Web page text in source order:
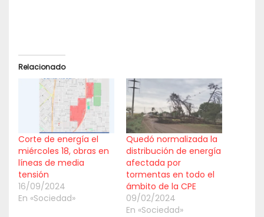
Relacionado
Corte de energía el
miércoles 18, obras en
líneas de media
tensión
16/09/2024
En «Sociedad»
Quedó normalizada la
distribución de energía
afectada por
tormentas en todo el
ámbito de la CPE
09/02/2024
En «Sociedad»